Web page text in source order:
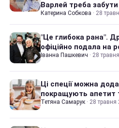
Варлей треба забути
Катерина Собкова · 28
"Це глибока рана".
офіційно подала на
Іванна Пашкевич · 28
Ці спеції можна
покращують апетит
Тетяна Самарук · 28 травня